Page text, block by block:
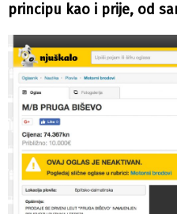
principu kao i prije, od